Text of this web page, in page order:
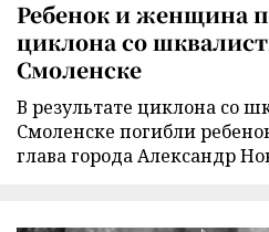
Ребенок и женщина
циклона со
Смоленске
В результате циклона со
Смоленске погибли
глава города Александр